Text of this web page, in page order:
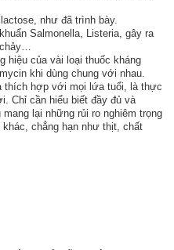
như đã trình bày.
Salmonella, Listeria, gây ra
hiệu của vài loại thuốc kháng
khi dùng chung với nhau.
thích hợp với mọi lứa tuổi, là thực
Chỉ cần hiểu biết đầy đủ và
lại những rủi ro nghiêm trọng
chẳng hạn như thịt, chất